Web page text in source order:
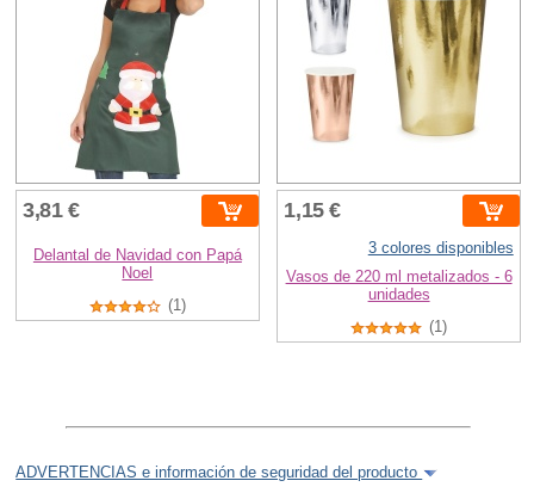
3,81 €
Delantal de Navidad con Papá
Noel
(1)
1,15 €
3 colores disponibles
Vasos de 220 ml metalizados - 6
unidades
(1)
ADVERTENCIAS e información de seguridad del producto